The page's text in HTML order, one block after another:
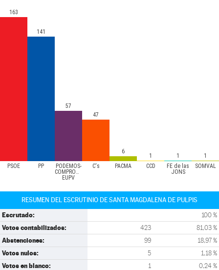
PSOE PP
PODEMOS-
COMPROMÍS-
EUPV
C's PACMA CCD
FE de las
JONS
SOMVAL
163
141
57
47
6
1 1 1
RESUMEN DEL ESCRUTINIO DE SANTA MAGDALENA DE PULPIS
Escrutado: 100 %
Votos contabilizados: 423 81,03 %
Abstenciones: 99 18,97 %
Votos nulos: 5 1,18 %
Votos en blanco: 1 0,24 %